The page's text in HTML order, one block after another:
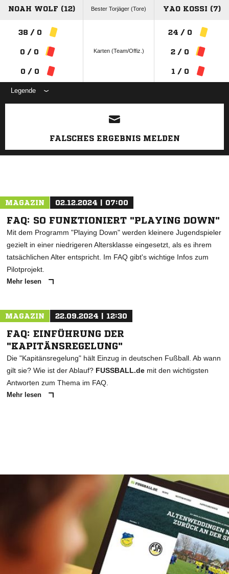
NOAH WOLF (12) Bester Torjäger (Tore) YAO KOSSI (7)
38 / 0
0 / 0
0 / 0
Karten (Team/Offiz.)
24 / 0
2 / 0
1 / 0
Legende
ANZEIGE
FALSCHES ERGEBNIS MELDEN
MAGAZIN 02.12.2024 | 07:00
FAQ: SO FUNKTIONIERT "PLAYING DOWN"
Mit dem Programm "Playing Down" werden kleinere Jugendspieler
gezielt in einer niedrigeren Altersklasse eingesetzt, als es ihrem
tatsächlichen Alter entspricht. Im FAQ gibt's wichtige Infos zum
Pilotprojekt.
Mehr lesen
MAGAZIN 22.09.2024 | 12:30
FAQ: EINFÜHRUNG DER
"KAPITÄNSREGELUNG"
Die "Kapitänsregelung" hält Einzug in deutschen Fußball. Ab wann
gilt sie? Wie ist der Ablauf? FUSSBALL.de mit den wichtigsten
Antworten zum Thema im FAQ.
Mehr lesen